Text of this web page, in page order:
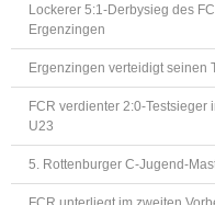
Lockerer 5:1-Derbysieg des
Ergenzingen
Ergenzingen verteidigt seinen
FCR verdienter 2:0-
U23
5. Rottenburger C-Jugend-